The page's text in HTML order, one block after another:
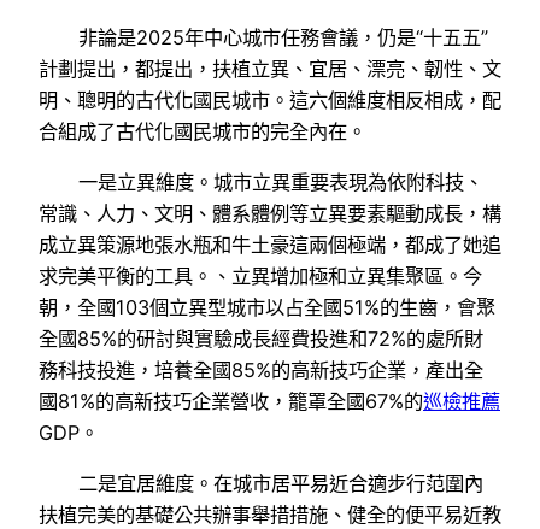
非論是2025年中心城市任務會議，仍是“十五五”
計劃提出，都提出，扶植立異、宜居、漂亮、韌性、文
明、聰明的古代化國民城市。這六個維度相反相成，配
合組成了古代化國民城市的完全內在。
一是立異維度。城市立異重要表現為依附科技、
常識、人力、文明、體系體例等立異要素驅動成長，構
成立異策源地張水瓶和牛土豪這兩個極端，都成了她追
求完美平衡的工具。、立異增加極和立異集聚區。今
朝，全國103個立異型城市以占全國51%的生齒，會聚
全國85%的研討與實驗成長經費投進和72%的處所財
務科技投進，培養全國85%的高新技巧企業，產出全
國81%的高新技巧企業營收，籠罩全國67%的巡檢推薦
GDP。
二是宜居維度。在城市居平易近合適步行范圍內
扶植完美的基礎公共辦事舉措措施、健全的便平易近教